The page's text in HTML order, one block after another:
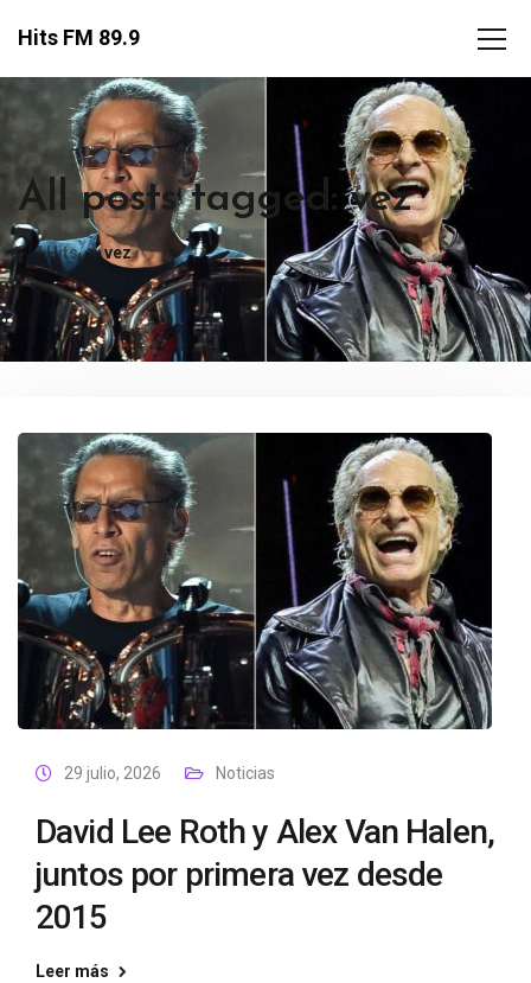
Hits FM 89.9
All posts tagged: vez
FM Hits vez
29 julio, 2026 Noticias
David Lee Roth y Alex Van Halen,
juntos por primera vez desde
2015
Leer más